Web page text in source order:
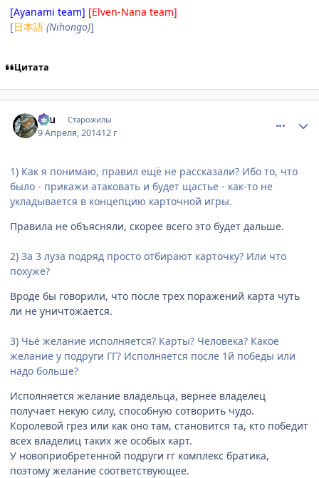
[Ayanami team] [Elven-Nana team]
[日本語 (Nihongo)]
Цитата
Ellu Старожилы
9 Апреля, 201412 г
1) Как я понимаю, правил ещё не рассказали? Ибо то, что
было - прикажи атаковать и будет щастье - как-то не
укладывается в концепцию карточной игры.
Правила не объясняли, скорее всего это будет дальше.
2) За 3 луза подряд просто отбирают карточку? Или что
похуже?
Вроде бы говорили, что после трех поражений карта чуть
ли не уничтожается.
3) Чьё желание исполняется? Карты? Человека? Какое
желание у подруги ГГ? Исполняется после 1й победы или
надо больше?
Исполняется желание владельца, вернее владелец
получает некую силу, способную сотворить чудо.
Королевой грез или как оно там, становится та, кто победит
всех владелиц таких же особых карт.
У новоприобретенной подруги гг комплекс братика,
поэтому желание соответствующее.